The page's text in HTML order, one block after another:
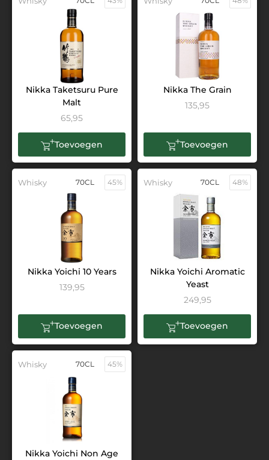
Nikka Taketsuru Pure
Malt
65,95
Toevoegen
Nikka The Grain
135,95
Toevoegen
Whisky 70CL 45%
Nikka Yoichi 10 Years
139,95
Toevoegen
Whisky 70CL 48%
Nikka Yoichi Aromatic
Yeast
249,95
Toevoegen
Whisky 70CL 45%
Nikka Yoichi Non Age